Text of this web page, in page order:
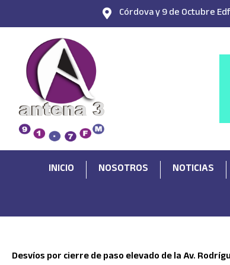
Córdova y 9 de Octubre
INICIO NOSOTROS NOTICIAS
Desvíos por cierre de paso elevado de la Av.